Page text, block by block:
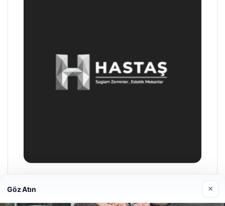
Enes Kaplan Avukatlık Bürosu
Göz Atın ×